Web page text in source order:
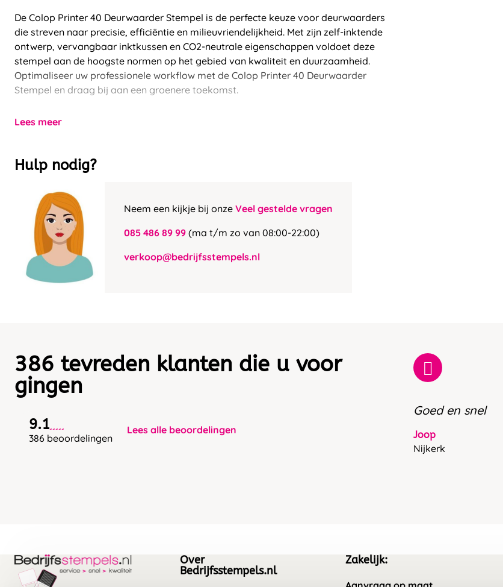
De Colop Printer 40 Deurwaarder Stempel is de perfecte keuze voor deurwaarders
die streven naar precisie, efficiëntie en milieuvriendelijkheid. Met zijn zelf-inktende
ontwerp, vervangbaar inktkussen en CO2-neutrale eigenschappen voldoet deze
stempel aan de hoogste normen op het gebied van kwaliteit en duurzaamheid.
Optimaliseer uw professionele workflow met de Colop Printer 40 Deurwaarder
Stempel en draag bij aan een groenere toekomst.
Lees meer
Hulp nodig?
Neem een kijkje bij onze Veel gestelde vragen
085 486 89 99 (ma t/m zo van 08:00-22:00)
verkoop@bedrijfsstempels.nl
386 tevreden klanten die u voor
gingen
9.1
386 beoordelingen
Lees alle beoordelingen
Goed en snel
Joop
Nijkerk
Over
Bedrijfsstempels.nl
Zakelijk: